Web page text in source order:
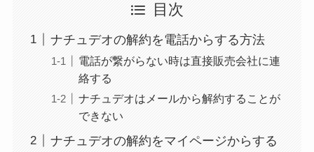
解約方法まとめ！契
どうなる？
とめ！最短手続きや
詳しく解説！
目次
ナチュデオの解約を電話からする方法
電話が繋がらない時は直接販売会社に連
絡する
ナチュデオはメールから解約することが
できない
ナチュデオの解約をマイページからする